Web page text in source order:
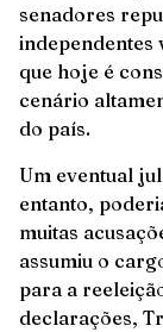
senadores
independentes
que hoje é
cenário
do país.
Um eventual
entanto,
muitas
assumiu o
para a
declarações,